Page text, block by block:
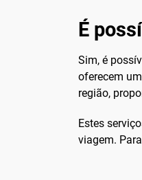
É
Sim, é
oferecem
região,
Estes
viagem.